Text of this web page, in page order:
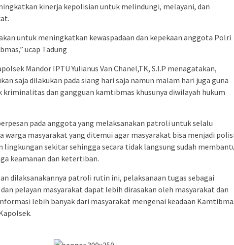
kinerja kepolisian untuk melindungi, melayani, dan
untuk meningkatkan kewaspadaan dan kepekaan anggota Polri
ucap Tadung
Mandor IPTU Yulianus Van Chanel,TK, S.I.P menagatakan,
saja dilakukan pada siang hari saja namun malam hari juga guna
dan gangguan kamtibmas khusunya diwilayah hukum
pada anggota yang melaksanakan patroli untuk selalu
warga masyarakat yang ditemui agar masyarakat bisa menjadi polisi
lingkungan sekitar sehingga secara tidak langsung sudah
keamanan dan ketertiban.
dilaksanakannya patroli rutin ini, pelaksanaan tugas sebagai
pelayan masyarakat dapat lebih dirasakan oleh masyarakat dan
lebih banyak dari masyarakat mengenai keadaan